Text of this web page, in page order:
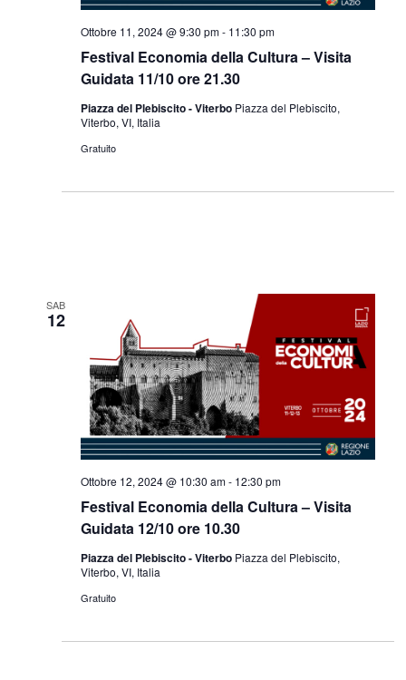
Festival Economia della Cultura – Visita
Guidata 11/10 ore 21.30
Ottobre 11, 2024 @ 9:30 pm- 11:30 pm
Piazza del Plebiscito - Viterbo Piazza del Plebiscito,
Viterbo, VI, Italia
Gratuito
SAB
12
Festival Economia della Cultura – Visita
Guidata 12/10 ore 10.30
Ottobre 12, 2024 @ 10:30 am- 12:30 pm
Piazza del Plebiscito - Viterbo Piazza del Plebiscito,
Viterbo, VI, Italia
Gratuito